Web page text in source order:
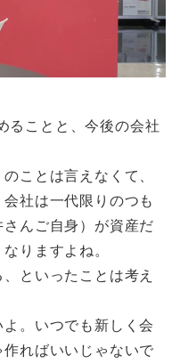
ることと、今後の会社
ことは言えなくて、
社は一代限りのつも
んご自身）が資産だ
りますよね。
といったことは考え
。いつでも新しく会
ればいいじゃないで